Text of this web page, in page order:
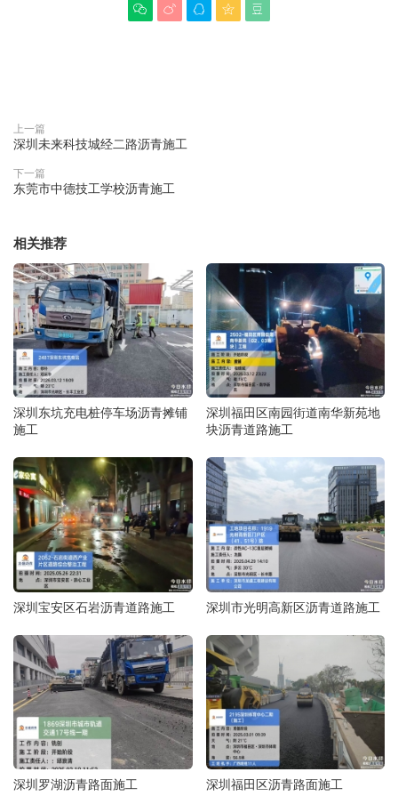
    
上一篇
深圳未来科技城经二路沥青施工
下一篇
东莞市中德技工学校沥青施工
相关推荐
深圳东坑充电桩停车场沥青摊铺
施工
深圳福田区南园街道南华新苑地
块沥青道路施工
深圳宝安区石岩沥青道路施工 深圳市光明高新区沥青道路施工
深圳罗湖沥青路面施工 深圳福田区沥青路面施工